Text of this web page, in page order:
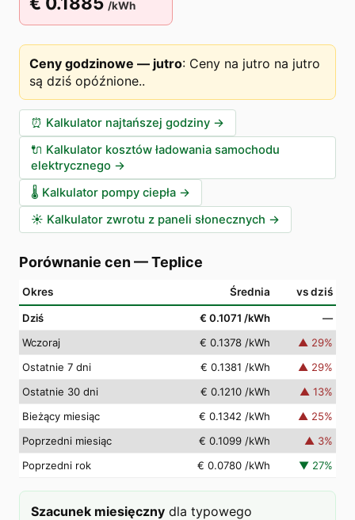
/kWh
Ceny godzinowe — jutro: Ceny na jutro na jutro
są dziś opóźnione..
⏰ Kalkulator najtańszej godziny →
🔌 Kalkulator kosztów ładowania samochodu
elektrycznego →
🌡️ Kalkulator pompy ciepła →
☀️ Kalkulator zwrotu z paneli słonecznych →
Porównanie cen —Teplice
Okres Średnia vs dziś
Dziś € 0.1071 /kWh
—
Wczoraj
€ 0.1378 /kWh ▲ 29%
Ostatnie 7 dni
€ 0.1381 /kWh ▲ 29%
Ostatnie 30 dni
€ 0.1210 /kWh ▲ 13%
Bieżący miesiąc
€ 0.1342 /kWh ▲ 25%
Poprzedni miesiąc
€ 0.1099 /kWh ▲ 3%
Poprzedni rok
€ 0.0780 /kWh ▼ 27%
Szacunek miesięczny dla typowego